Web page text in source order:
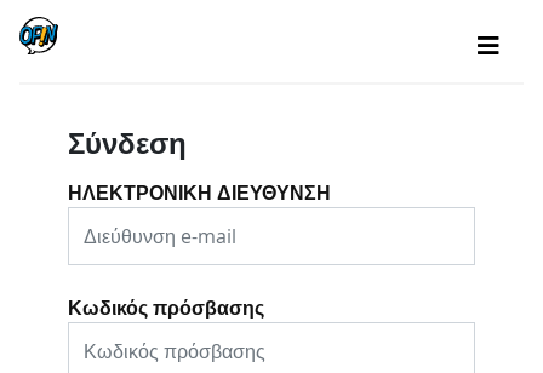
Σύνδεση
ΗΛΕΚΤΡΟΝΙΚΗ ΔΙΕΥΘΥΝΣΗ
Κωδικός πρόσβασης